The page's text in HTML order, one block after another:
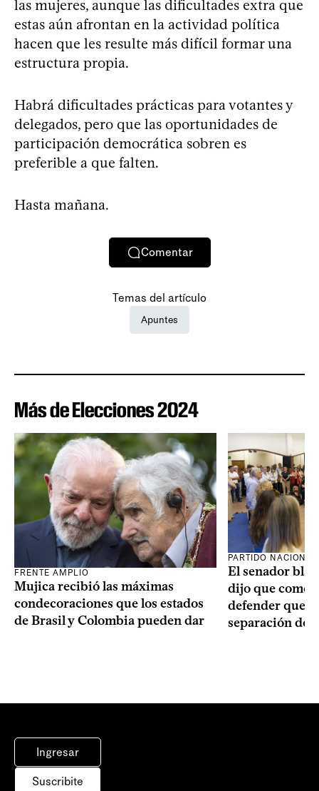
las mujeres, aunque las dificultades extra que
estas aún afrontan en la actividad política
hacen que les resulte más difícil formar una
estructura propia.
Habrá dificultades prácticas para votantes y
delegados, pero que las oportunidades de
participación democrática sobren es
preferible a que falten.
Hasta mañana.
Comentar
Temas del artículo
Apuntes
Más de Elecciones 2024
FRENTE AMPLIO
Mujica recibió las máximas
condecoraciones que los estados
de Brasil y Colombia pueden dar
PARTIDO NACIONAL
El senador
dijo que como
defender que
separación de
Ingresar
Suscribite